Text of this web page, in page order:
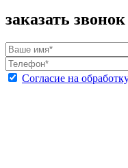
заказать звонок
Согласие на